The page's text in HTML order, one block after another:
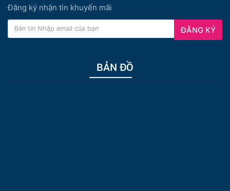
Đăng ký nhận tin khuyến mãi
ĐĂNG KÝ
BẢN ĐỒ